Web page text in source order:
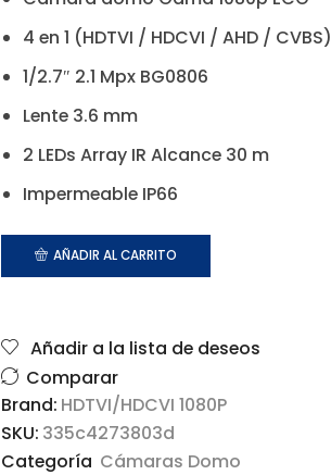
4 en 1 (HDTVI / HDCVI / AHD / CVBS)
1/2.7″ 2.1 Mpx BG0806
Lente 3.6 mm
2 LEDs Array IR Alcance 30 m
Impermeable IP66
AÑADIR AL CARRITO
Añadir a la lista de deseos
Comparar
Brand: HDTVI/HDCVI 1080P
SKU: 335c4273803d
Categoría Cámaras Domo